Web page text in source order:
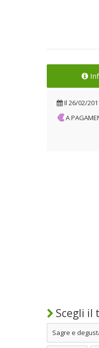
Il 26/02/
A
Scegli il
Sagre e